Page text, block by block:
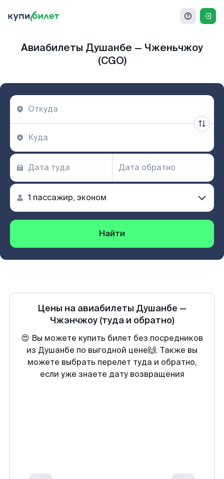
Авиабилеты Душанбе — Чженьчжоу
(CGO)
Найти
Цены на авиабилеты Душанбе —
Чжэнчжоу (туда и обратно)
😍 Вы можете купить билет без посредников
из Душанбе по выгодной цене🙌. Также вы
можете выбрать перелет туда и обратно,
если уже знаете дату возвращения